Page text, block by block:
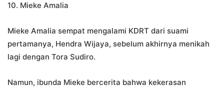
10. Mieke Amalia
Mieke Amalia sempat mengalami KDRT dari suami
pertamanya, Hendra Wijaya, sebelum akhirnya menikah
lagi dengan Tora Sudiro.
Namun, ibunda Mieke bercerita bahwa kekerasan